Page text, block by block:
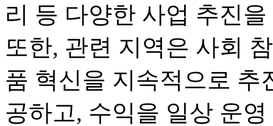
리 등 다양한 사업 추진
또한, 관련 지역은 사회
품 혁신을 지속적으로 추
공하고, 수익을 일상 운